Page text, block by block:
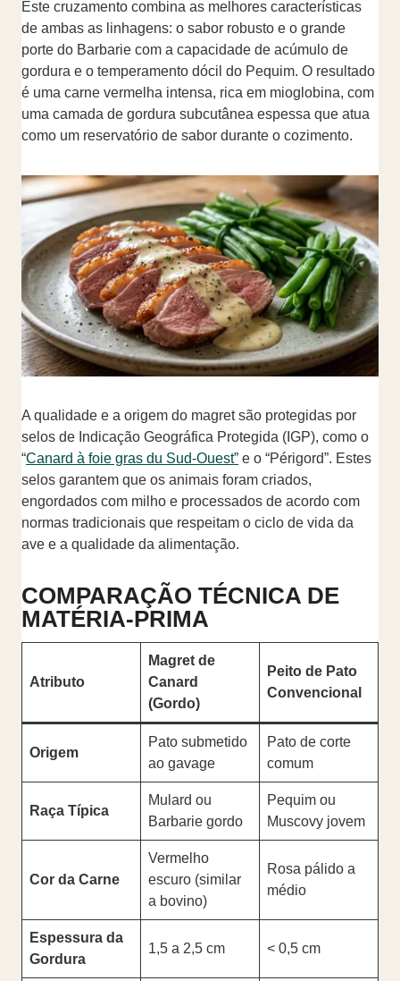
Este cruzamento combina as melhores características
de ambas as linhagens: o sabor robusto e o grande
porte do Barbarie com a capacidade de acúmulo de
gordura e o temperamento dócil do Pequim. O resultado
é uma carne vermelha intensa, rica em mioglobina, com
uma camada de gordura subcutânea espessa que atua
como um reservatório de sabor durante o cozimento.
A qualidade e a origem do magret são protegidas por
selos de Indicação Geográfica Protegida (IGP), como o
“Canard à foie gras du Sud-Ouest” e o “Périgord”. Estes
selos garantem que os animais foram criados,
engordados com milho e processados de acordo com
normas tradicionais que respeitam o ciclo de vida da
ave e a qualidade da alimentação.
COMPARAÇÃO TÉCNICA DE
MATÉRIA-PRIMA
Atributo
Magret de
Canard
(Gordo)
Peito de Pato
Convencional
Origem
Pato submetido
ao gavage
Pato de corte
comum
Raça Típica
Mulard ou
Barbarie gordo
Pequim ou
Muscovy jovem
Cor da Carne
Vermelho
escuro (similar
a bovino)
Rosa pálido a
médio
Espessura da
Gordura
1,5 a 2,5 cm < 0,5 cm